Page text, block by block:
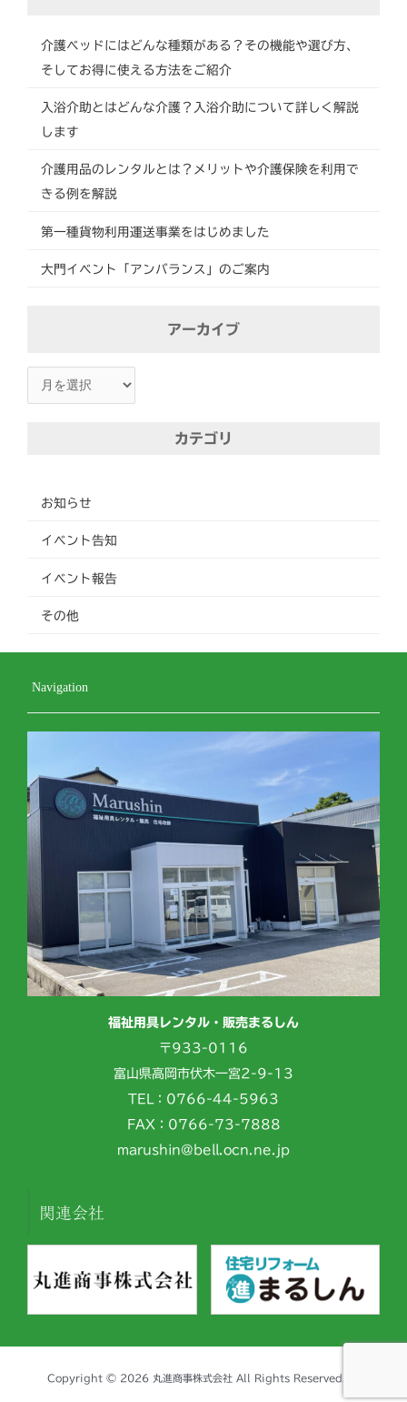
介護ベッドにはどんな種類がある？その機能や選び方、
そしてお得に使える方法をご紹介
入浴介助とはどんな介護？入浴介助について詳しく解説
します
介護用品のレンタルとは？メリットや介護保険を利用で
きる例を解説
第一種貨物利用運送事業をはじめました
大門イベント「アンバランス」のご案内
アーカイブ
カ
カテゴリ
お知らせ
イベント告知
イベント報告
その他
Navigation
福祉用具レンタル・販売まるしん
〒933-0116
富山県高岡市伏木一宮2-9-13
TEL：0766-44-5963
FAX：0766-73-7888
marushin@bell.ocn.ne.jp
関連会社
Copyright © 2026 丸進商事株式会社 All Rights Reserved.